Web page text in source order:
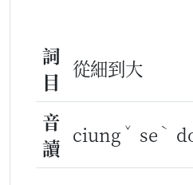
詞
目
從細到大
音
讀
ciung ˇ se ˋ